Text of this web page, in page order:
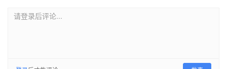
请登录后评论...